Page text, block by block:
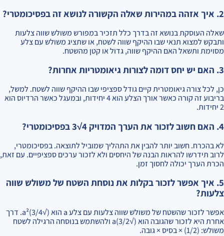
2. איך אזהה במהירות שאלה הקשורה לנושא זה בפסיכומטרי?
שאלה העוסקת בנושא זה בדרך כלל תזכיר במפורש משולש שווה צלעות
ותבקש למצוא תנאי שבו ההיקף שווה לשטח, או שתציג משולש עם צלע
מסוימת ותשאל האם ההיקף שווה, גדול או קטן מהשטח.
3. האם יש יחס דומה לצורות גיאומטריות אחרות?
כן, לכל צורה גיאומטרית קיים גודל ספציפי שבו ההיקף שווה לשטח. למשל,
בריבוע זה קורה כאשר אורך הצלע הוא 4 יחידות, ובמעגל כאשר הרדיוס הוא
2 יחידות.
4. האם חשוב לזכור את הערך המדויק 4√3 בפסיכומטרי?
לא בהכרח. חשוב יותר להבין את התהליך שמוביל לתוצאה. בפסיכומטרי,
לרוב תידרשו להראות הבנה של היחסים ולא לזכור ערכים ספציפיים. עם זאת,
הכרת הערך יכולה לחסוך זמן.
5. איך אפשר לזכור בקלות את נוסחת השטח של משולש שווה
צלעות?
אפשר לזכור שהשטח של משולש שווה צלעות עם צלע a הוא (√3/4)a². דרך
אחרת היא לזכור שהגובה הוא (√3/2)a ולהשתמש בנוסחה הרגילה לשטח
משולש: (1/2) × בסיס × גובה.